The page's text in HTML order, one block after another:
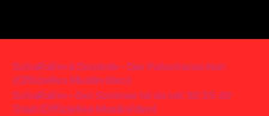
SchaRaEm & Dominik – Der Patschenschuh
(Offizielles Musikvideo)
SchaRaEm – Der Sommer ist da mit 30 35 40
Grad (Offizielles Musikvideo)